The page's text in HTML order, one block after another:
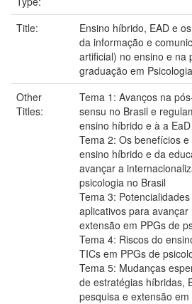
Title:
Ensino híbrido, EAD e
da informação e
artificial) no ensino e na
graduação em Psicologia
Other
Titles:
Tema 1: Avanços na
sensu no Brasil e
ensino híbrido e à a EaD
Tema 2: Os benefícios
ensino híbrido e da
avançar a
psicologia no Brasil
Tema 3:
aplicativos para
extensão em PPGs de
Tema 4: Riscos do
TICs em PPGs de
Tema 5: Mudanças
de estratégias híbridas,
pesquisa e extensão